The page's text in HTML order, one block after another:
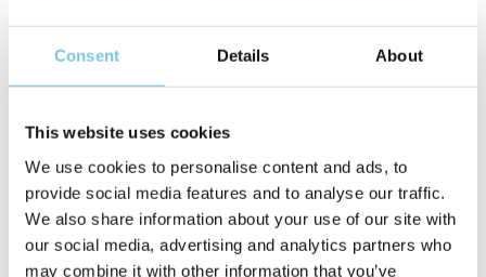
Consent Details About
This website uses cookies
We use cookies to personalise content and ads, to
provide social media features and to analyse our traffic.
We also share information about your use of our site with
our social media, advertising and analytics partners who
may combine it with other information that you’ve
Aquí hay una presa, construida para dar agua potable a
los municipios de Romagna.
serenidad y disfrutando de un maravilloso e inusual
paisaje. Puedes hacer senderismo en uno de los
senderos o montar una bicicleta de montaña o una e-
bike (¡y por qué no alquilar una Grevil en nuestro hotel,
una de las novedades del 2021!), hacer un picnic al aire
libre, o incluso hacer una excursión en barco eléctrico.